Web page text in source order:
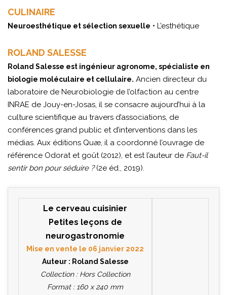
CULINAIRE
Neuroesthétique et sélection sexuelle • L’esthétique
ROLAND SALESSE
Roland Salesse est ingénieur agronome, spécialiste en
biologie moléculaire et cellulaire. Ancien directeur du
laboratoire de Neurobiologie de l’olfaction au centre
INRAE de Jouy-en-Josas, il se consacre aujourd’hui à la
culture scientifique au travers d’associations, de
conférences grand public et d’interventions dans les
médias. Aux éditions Quæ, il a coordonné l’ouvrage de
référence Odorat et goût (2012), et est l’auteur de Faut-il
sentir bon pour séduire ?(2e éd., 2019).
Le cerveau cuisinier
Petites leçons de
neurogastronomie
Mise en vente le 06 janvier 2022
Auteur : Roland Salesse
Collection : Hors Collection
Format : 160 x 240 mm